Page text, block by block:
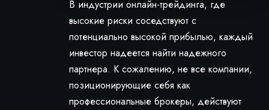
В индустрии онлайн-трейдинга, где
высокие риски соседствуют с
потенциально высокой прибылью, каждый
инвестор надеется найти надежного
партнера. К сожалению, не все компании,
позиционирующие себя как
профессиональные брокеры, действуют